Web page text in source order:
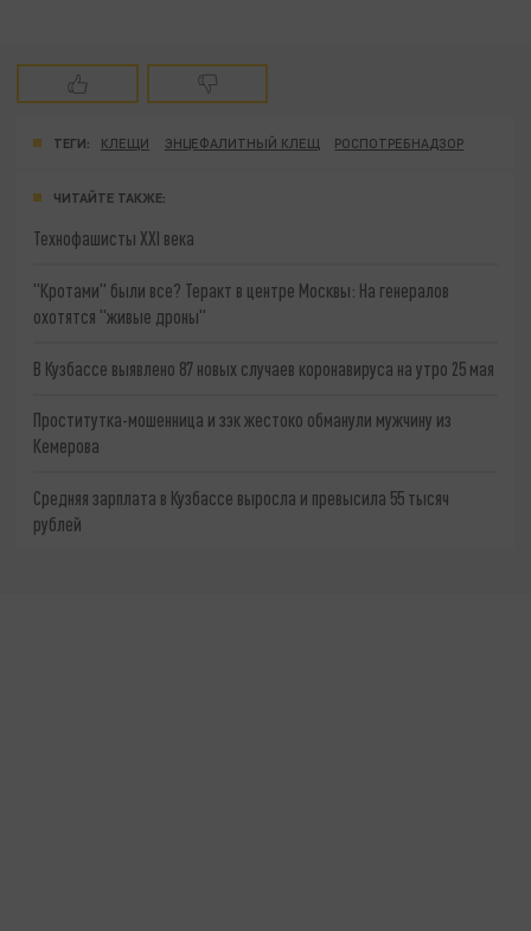
ТЕГИ: КЛЕЩИ ЭНЦЕФАЛИТНЫЙ КЛЕЩ РОСПОТРЕБНАДЗОР
ЧИТАЙТЕ ТАКЖЕ:
Технофашисты XXI века
"Кротами" были все? Теракт в центре Москвы: На генералов
охотятся "живые дроны"
В Кузбассе выявлено 87 новых случаев коронавируса на утро 25 мая
Проститутка-мошенница и зэк жестоко обманули мужчину из
Кемерова
Средняя зарплата в Кузбассе выросла и превысила 55 тысяч
рублей